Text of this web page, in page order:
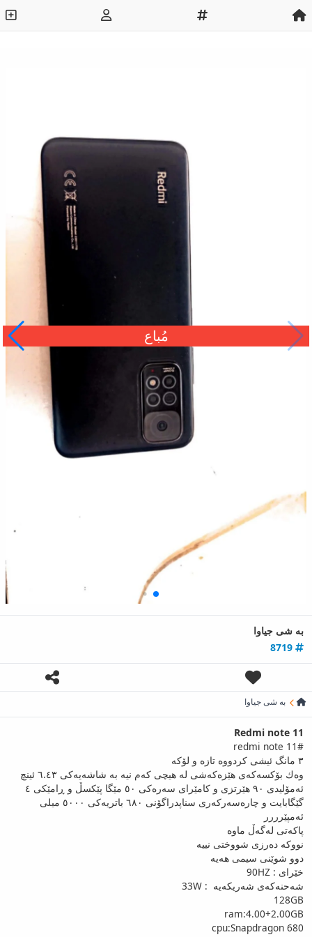
مُباع
به‌ شی جیاوا
به‌ شی جیاوا
Redmi note 11
#redmi note 11
٣ مانگ ئیشی کردووە تازە و لۆکە
وەك بۆكسەكەی هێزەكەشی لە هیچی كەم نیە بە شاشەیەكی ٦.٤٣ ئینچ
ئەمۆلیدی ٩٠ هێرتزی و كامێرای سەرەكی ٥٠ مێگا پێكسڵ و ڕامێكی ٤
گێگابایت و چارەسەركەری سناپدراگۆنی ٦٨٠ باتریەكی ٥٠٠٠ میلی
ئەمپێرررر
پاکەتی لەگەڵ ماوە
نووکە دەرزی شووختی نییە
دوو شوێنی سیمی هەیە
خێرای : 90HZ
شەحنەکەی شەریکەیە : 33W
128GB
ram:4.00+2.00GB
cpu:Snapdragon 680